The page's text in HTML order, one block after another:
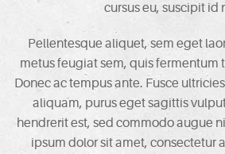
cursus eu, suscipit id
Pellentesque aliquet, sem eget
metus feugiat sem, quis fermentum
Donec ac tempus ante. Fusce
aliquam, purus eget sagittis
hendrerit est, sed commodo augue
ipsum dolor sit amet, consectetur